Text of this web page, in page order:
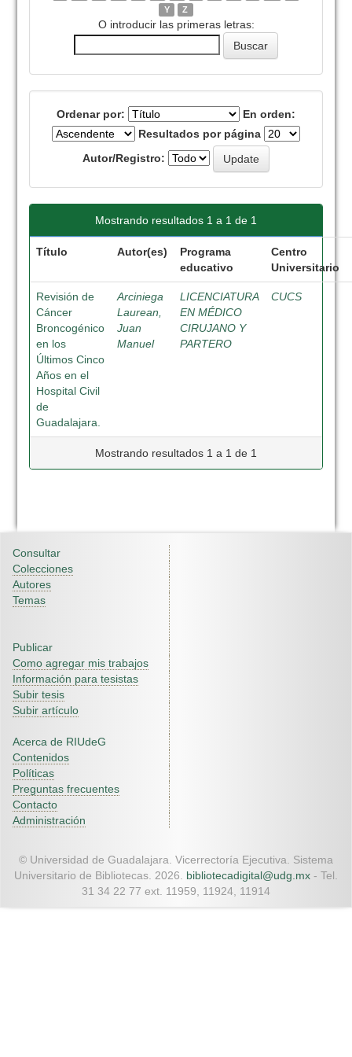
Y
Z
O introducir las primeras letras:
Ordenar por:
En orden:
Resultados por página
Autor/Registro:
Mostrando resultados 1 a 1 de 1
Título Autor(es)
Programa
educativo
Centro
Universitario
Revisión de
Cáncer
Broncogénico
en los
Últimos Cinco
Años en el
Hospital Civil
de
Guadalajara.
Arciniega
Laurean,
Juan
Manuel
LICENCIATURA
EN MÉDICO
CIRUJANO Y
PARTERO
CUCS
Mostrando resultados 1 a 1 de 1
Consultar
Colecciones
Autores
Temas
Publicar
Como agregar mis trabajos
Información para tesistas
Subir tesis
Subir artículo
Acerca de RIUdeG
Contenidos
Políticas
Preguntas frecuentes
Contacto
Administración
© Universidad de Guadalajara. Vicerrectoría Ejecutiva. Sistema
Universitario de Bibliotecas. 2026. bibliotecadigital@udg.mx - Tel.
31 34 22 77 ext. 11959, 11924, 11914